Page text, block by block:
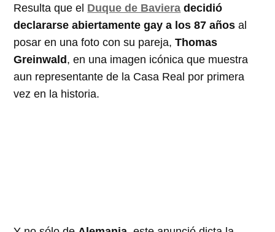
Resulta que el Duque de Baviera decidió
declararse abiertamente gay a los 87 añosal
posar en una foto con su pareja,Thomas
Greinwald, en una imagen icónica que muestra
aun representante de la Casa Real por primera
vez en la historia.